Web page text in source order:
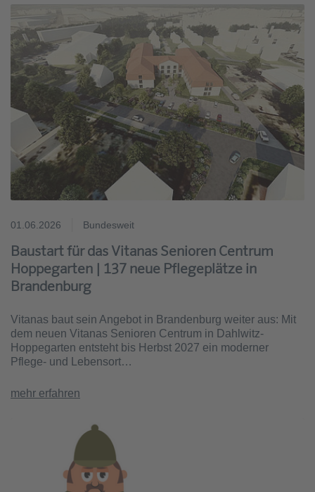
01.06.2026 Bundesweit
Baustart für das Vitanas Senioren Centrum
Hoppegarten | 137 neue Pflegeplätze in
Brandenburg
Vitanas baut sein Angebot in Brandenburg weiter aus: Mit
dem neuen Vitanas Senioren Centrum in Dahlwitz-
Hoppegarten entsteht bis Herbst 2027 ein moderner
Pflege- und Lebensort…
mehr erfahren